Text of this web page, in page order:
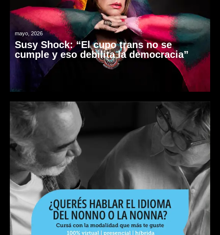
mayo, 2026
Susy Shock: “El cupo trans no se
cumple y eso debilita la democracia”